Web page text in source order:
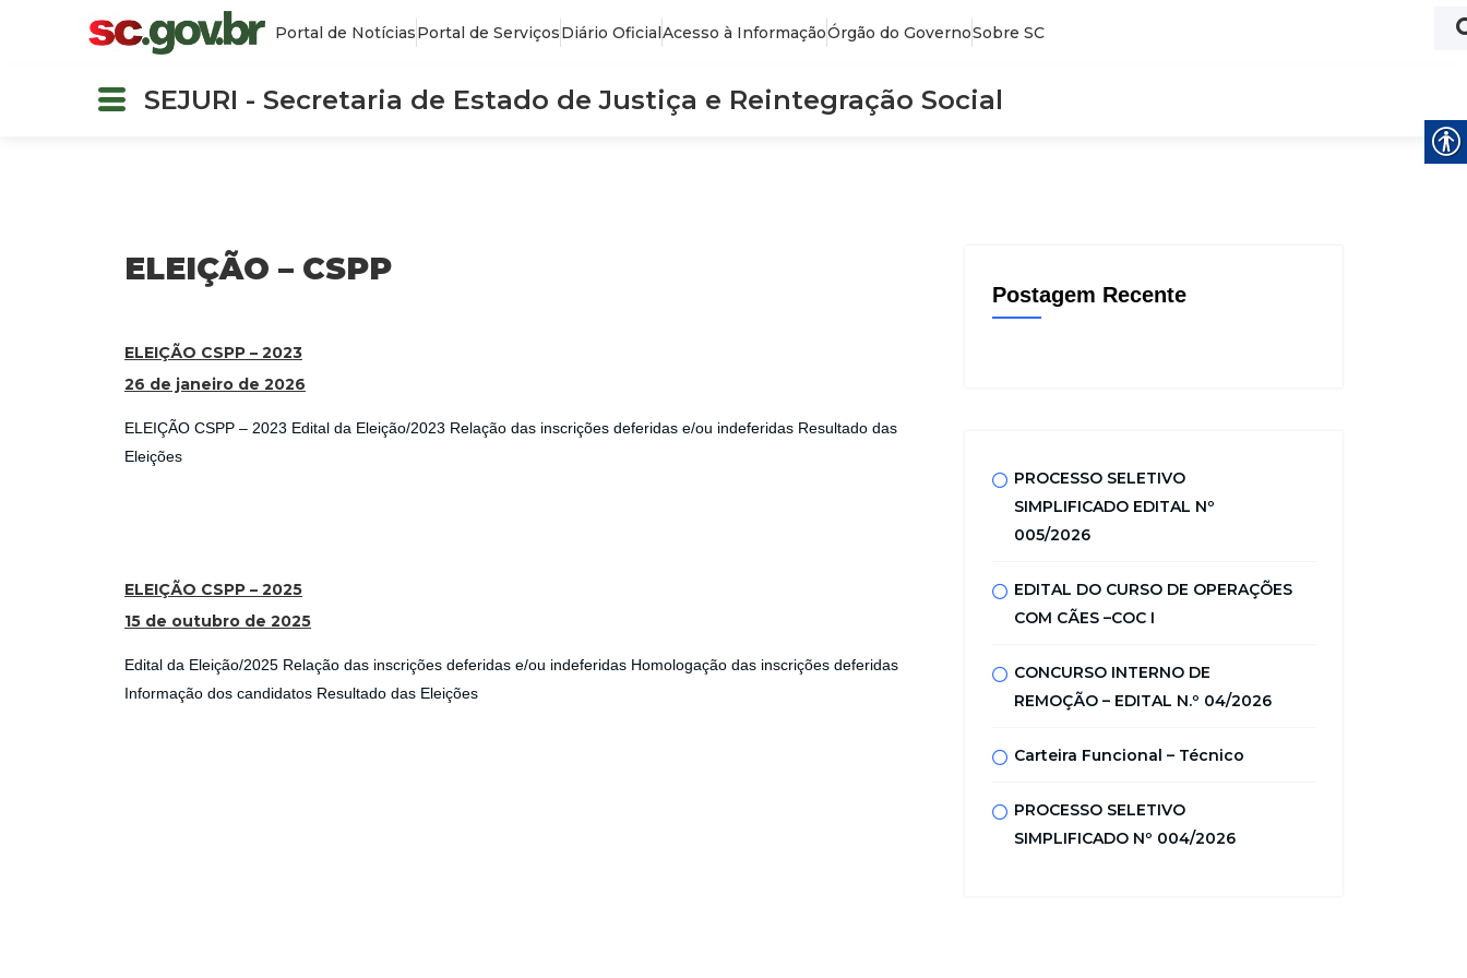
Portal de NotíciasPortal de ServiçosDiário OficialAcesso à InformaçãoÓrgão do GovernoSobre SC
SEJURI - Secretaria de Estado de Justiça e Reintegração Social
ELEIÇÃO – CSPP
ELEIÇÃO CSPP – 2023
26 de janeiro de 2026
ELEIÇÃO CSPP – 2023 Edital da Eleição/2023 Relação das inscrições deferidas e/ou indeferidas Resultado das
Eleições
ELEIÇÃO CSPP – 2025
15 de outubro de 2025
Edital da Eleição/2025 Relação das inscrições deferidas e/ou indeferidas Homologação das inscrições deferidas
Informação dos candidatos Resultado das Eleições
Postagem Recente
PROCESSO SELETIVO
SIMPLIFICADO EDITAL Nº
005/2026
EDITAL DO CURSO DE OPERAÇÕES
COM CÃES –COC I
CONCURSO INTERNO DE
REMOÇÃO – EDITAL N.º 04/2026
Carteira Funcional – Técnico
PROCESSO SELETIVO
SIMPLIFICADO Nº 004/2026